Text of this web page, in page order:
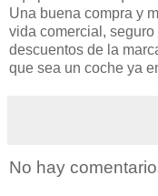
Una buena compra y
vida comercial,
descuentos de la
que sea un coche ya
No hay